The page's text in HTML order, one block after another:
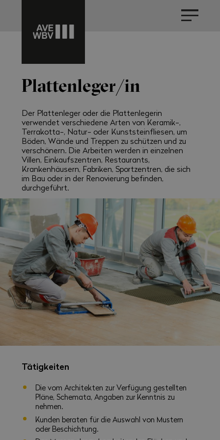
Plattenleger/in
Der Plattenleger oder die Plattenlegerin
verwendet verschiedene Arten von Keramik-,
Terrakotta-, Natur- oder Kunststeinfliesen, um
Böden, Wände und Treppen zu schützen und zu
verschönern. Die Arbeiten werden in einzelnen
Villen, Einkaufszentren, Restaurants,
Krankenhäusern, Fabriken, Sportzentren, die sich
im Bau oder in der Renovierung befinden,
durchgeführt.
Tätigkeiten
Die vom Architekten zur Verfügung gestellten
Pläne, Schemata, Angaben zur Kenntnis zu
nehmen.
Kunden beraten für die Auswahl von Mustern
oder Beschichtung.